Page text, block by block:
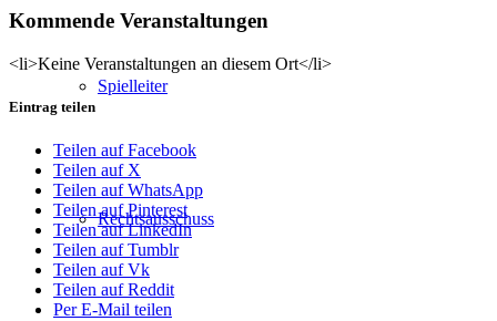
Spielleiter
Rechtsausschuss
Kommende Veranstaltungen
<li>Keine Veranstaltungen an diesem Ort</li>
Eintrag teilen
Teilen auf Facebook
Teilen auf X
Teilen auf WhatsApp
Teilen auf Pinterest
Teilen auf LinkedIn
Teilen auf Tumblr
Teilen auf Vk
Teilen auf Reddit
Per E-Mail teilen